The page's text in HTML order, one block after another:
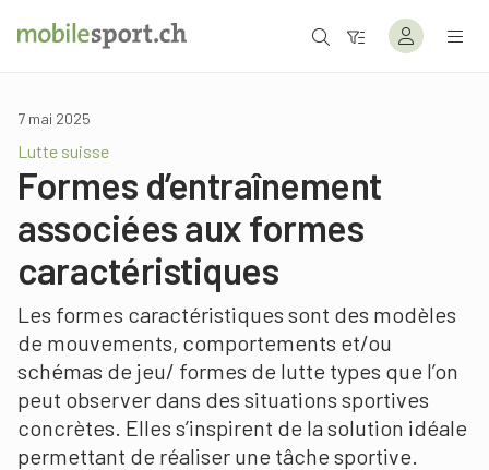
7 mai 2025
Lutte suisse
Formes d’entraînement
associées aux formes
caractéristiques
Les formes caractéristiques sont des modèles
de mouvements, comportements et/ou
schémas de jeu/ formes de lutte types que l’on
peut observer dans des situations sportives
concrètes. Elles s’inspirent de la solution idéale
permettant de réaliser une tâche sportive.